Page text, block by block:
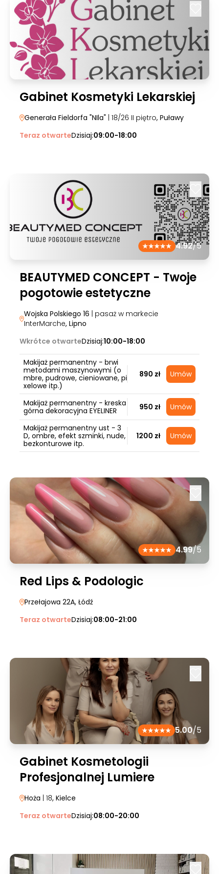
Gabinet Kosmetyki Lekarskiej
Generała Fieldorfa "NIla" | 18/26 II piętro, Puławy
Teraz otwarteDzisiaj:09:00-18:00
4.92/5
BEAUTYMED CONCEPT - Twoje
pogotowie estetyczne
Wojska Polskiego 16 | pasaż w markecie
InterMarche, Lipno
Wkrótce otwarteDzisiaj:10:00-18:00
Makijaż permanentny - brwi
metodami maszynowymi (o
mbre, pudrowe, cieniowane, pi
xelowe itp.)
890 zł Umów
Makijaż permanentny - kreska
górna dekoracyjna EYELINER
950 zł Umów
Makijaż permanentny ust - 3
D, ombre, efekt szminki, nude,
bezkonturowe itp.
1200 zł Umów
4.99/5
Red Lips & Podologic
Przełajowa 22A, Łódź
Teraz otwarteDzisiaj:08:00-21:00
5.00/5
Gabinet Kosmetologii
Profesjonalnej Lumiere
Hoża | 18, Kielce
Teraz otwarteDzisiaj:08:00-20:00